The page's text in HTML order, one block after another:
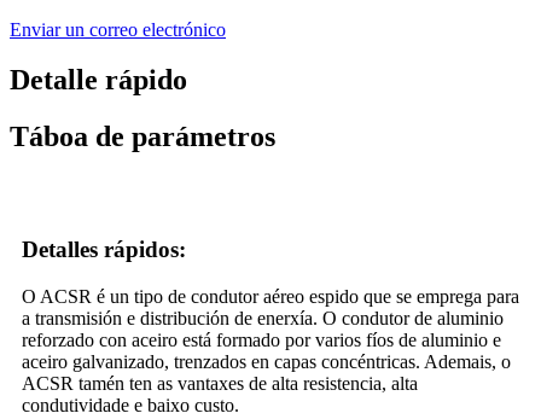
Enviar un correo electrónico
Detalle rápido
Táboa de parámetros
Detalles rápidos:
O ACSR é un tipo de condutor aéreo espido que se emprega para
a transmisión e distribución de enerxía. O condutor de aluminio
reforzado con aceiro está formado por varios fíos de aluminio e
aceiro galvanizado, trenzados en capas concéntricas. Ademais, o
ACSR tamén ten as vantaxes de alta resistencia, alta
condutividade e baixo custo.